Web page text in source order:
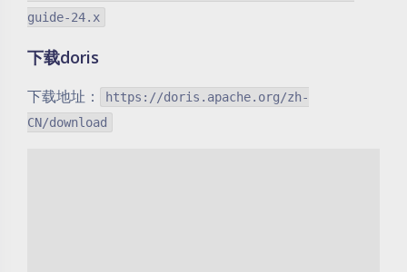
guide-24.x
下载doris
下载地址：
https://doris.apache.org/zh-
CN/download